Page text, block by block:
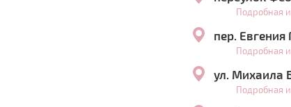
Подробная
пер. Евгения
Подробная
ул. Михаила
Подробная